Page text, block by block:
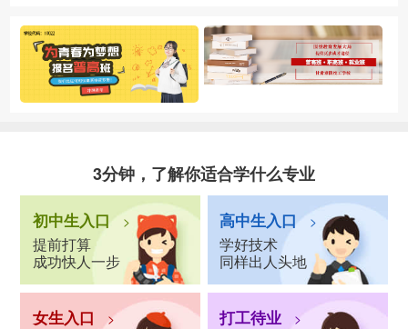
3分钟，了解你适合学什么专业
初中生入口 >
提前打算
成功快人一步
高中生入口 >
学好技术
同样出人头地
女生入口 > 打工待业 >